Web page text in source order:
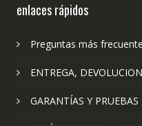
enlaces rápidos
Preguntas más
ENTREGA,
GARANTÍAS Y PRUEBAS